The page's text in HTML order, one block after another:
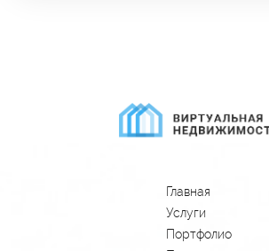
Главная
Услуги
Портфолио